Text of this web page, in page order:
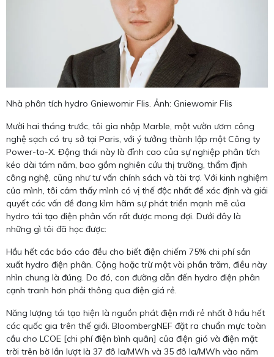
Nhà phân tích hydro Gniewomir Flis. Ảnh: Gniewomir Flis
Mười hai tháng trước, tôi gia nhập Marble, một vườn ươm công
nghệ sạch có trụ sở tại Paris, với ý tưởng thành lập một Công ty
Power-to-X. Động thái này là đỉnh cao của sự nghiệp phân tích
kéo dài tám năm, bao gồm nghiên cứu thị trường, thẩm định
công nghệ, cũng như tư vấn chính sách và tài trợ. Với kinh nghiệm
của mình, tôi cảm thấy mình có vị thế độc nhất để xác định và giải
quyết các vấn đề đang kìm hãm sự phát triển mạnh mẽ của
hydro tái tạo điện phân vốn rất được mong đợi. Dưới đây là
những gì tôi đã học được:
Hầu hết các báo cáo đều cho biết điện chiếm 75% chi phí sản
xuất hydro điện phân. Cộng hoặc trừ một vài phần trăm, điều này
nhìn chung là đúng. Do đó, con đường dẫn đến hydro điện phân
cạnh tranh hơn phải thông qua điện giá rẻ.
Năng lượng tái tạo hiện là nguồn phát điện mới rẻ nhất ở hầu hết
các quốc gia trên thế giới. BloombergNEF đặt ra chuẩn mực toàn
cầu cho LCOE [chi phí điện bình quân] của điện gió và điện mặt
trời trên bờ lần lượt là 37 đô la/MWh và 35 đô la/MWh vào năm